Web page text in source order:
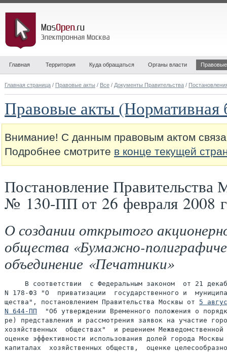
Главная Территория Куда обращаться Органы власти
Главная страница / Правовые акты / Все / Документы Правительства /
Правовые акты (Нормативная
Внимание! С данным правовым актом
Подробнее смотрите в конце текущей
Постановление Правительства
№ 130-ПП от 26 февраля 2008
О создании открытого
общества «Бумажно-
объединение «Печатники»
В соответствии  с Федеральным законом  от 21
N 178-ФЗ "О  приватизации  государственного и
щества", постановлением Правительства Москвы от 5
N 644-ПП
"Об утверждении Временного положения о
ре) представления и рассмотрения заявок на участие
хозяйственных  обществах"  и решением Межведомственной
оценке эффективности использования долей города
капиталах  хозяйственных обществ,  оценке